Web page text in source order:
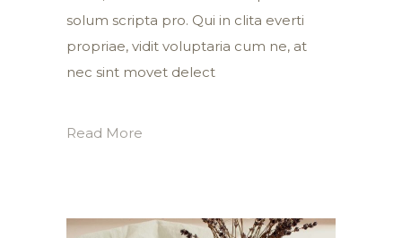
solum scripta pro. Qui in clita everti
propriae, vidit voluptaria cum ne, at
nec sint movet delect
Read More